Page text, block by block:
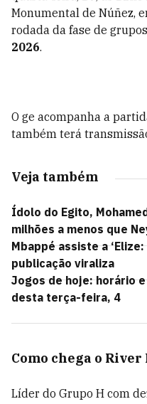
Monumental de Núñez,
rodada da fase de
2026.
O ge acompanha a
também terá
Veja também
Ídolo do Egito,
milhões a menos que
Mbappé assiste a
publicação viraliza
Jogos de hoje: horário
desta terça-feira, 4
Como chega o
Líder do Grupo H com